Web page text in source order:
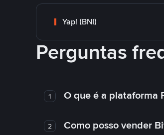
Yap! (BNI)
Perguntas
1 O que é a plataforma
2 Como posso vender